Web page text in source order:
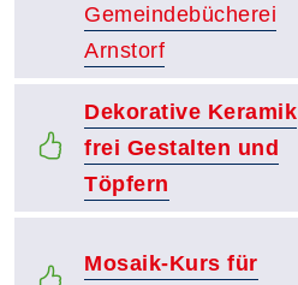
Gemeindebücherei
Arnstorf
Dekorative Keramik
frei Gestalten und
Töpfern
Mosaik-Kurs für